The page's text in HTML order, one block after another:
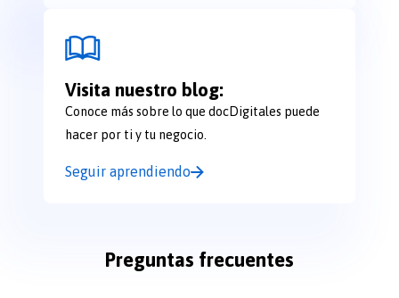
Visita nuestro blog:
Conoce más sobre lo que docDigitales puede
hacer por ti y tu negocio.
Seguir aprendiendo
Preguntas frecuentes